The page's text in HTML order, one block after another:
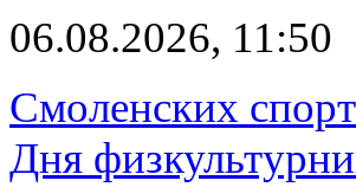
06.08.2026, 11:50
Смоленских
Дня